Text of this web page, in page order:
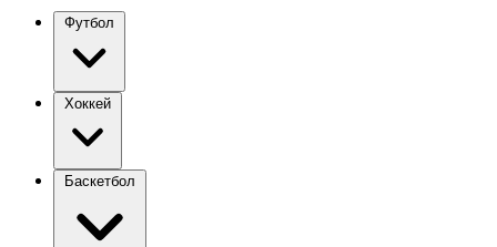
Футбол
Хоккей
Баскетбол